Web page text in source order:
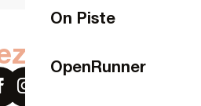
On Piste
OpenRunner
nous sur